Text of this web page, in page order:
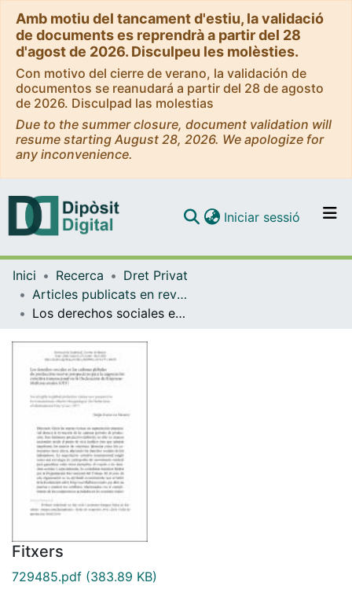
Amb motiu del tancament d'estiu, la validació
de documents es reprendrà a partir del 28
d'agost de 2026. Disculpeu les molèsties.
Con motivo del cierre de verano, la validación de
documentos se reanudará a partir del 28 de agosto
de 2026. Disculpad las molestias
Due to the summer closure, document validation will
resume starting August 28, 2026. We apologize for
any inconvenience.
Navega per tot el DD
Iniciar sessió (current)
Inici Recerca
Dret Privat
Articles publicats en revistes (Dret Privat)
Los derechos sociales en las cadenas globales de producción: nuevas perspectivas para la negociación colectiva transnacional en la Declaración de Empresas Multinacionales (OIT)
Fitxers
729485.pdf (383.89 KB)